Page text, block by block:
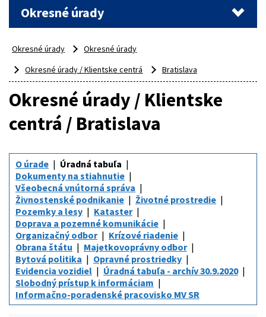
Okresné úrady
Okresné úrady
Okresné úrady
Okresné úrady / Klientske centrá
Bratislava
Okresné úrady / Klientske
centrá / Bratislava
O úrade
Úradná tabuľa
Dokumenty na stiahnutie
Všeobecná vnútorná správa
Živnostenské podnikanie
Životné prostredie
Pozemky a lesy
Kataster
Doprava a pozemné komunikácie
Organizačný odbor
Krízové riadenie
Obrana štátu
Majetkovoprávny odbor
Bytová politika
Opravné prostriedky
Evidencia vozidiel
Úradná tabuľa - archív 30.9.2020
Slobodný prístup k informáciam
Informačno-poradenské pracovisko MV SR